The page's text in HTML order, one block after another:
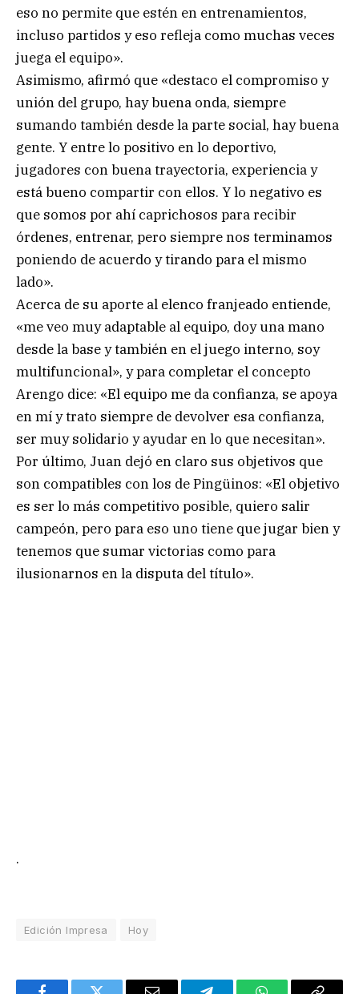
eso no permite que estén en entrenamientos,
incluso partidos y eso refleja como muchas veces
juega el equipo».
Asimismo, afirmó que «destaco el compromiso y
unión del grupo, hay buena onda, siempre
sumando también desde la parte social, hay buena
gente. Y entre lo positivo en lo deportivo,
jugadores con buena trayectoria, experiencia y
está bueno compartir con ellos. Y lo negativo es
que somos por ahí caprichosos para recibir
órdenes, entrenar, pero siempre nos terminamos
poniendo de acuerdo y tirando para el mismo
lado».
Acerca de su aporte al elenco franjeado entiende,
«me veo muy adaptable al equipo, doy una mano
desde la base y también en el juego interno, soy
multifuncional», y para completar el concepto
Arengo dice: «El equipo me da confianza, se apoya
en mí y trato siempre de devolver esa confianza,
ser muy solidario y ayudar en lo que necesitan».
Por último, Juan dejó en claro sus objetivos que
son compatibles con los de Pingüinos: «El objetivo
es ser lo más competitivo posible, quiero salir
campeón, pero para eso uno tiene que jugar bien y
tenemos que sumar victorias como para
ilusionarnos en la disputa del título».
.
Edición Impresa Hoy